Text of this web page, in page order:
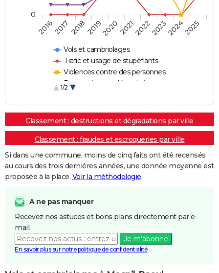
Vols et cambriolages
Trafic et usage de stupéfiants
Violences contre des personnes
Destructions et dégradations
1/2
20162017 20182019202020212022202320242025
0
Classement : destructions et dégradations par ville
Classement : fraudes et escroqueries par ville
Si dans une commune, moins de cinq faits ont été recensés
au cours des trois dernières années, une donnée moyenne est
proposée à la place. Voir la méthodologie.
A ne pas manquer
Recevez nos astuces et bons plans directement par e-
mail.
Je m'abonne
En savoir plus sur notre politique de confidentialité